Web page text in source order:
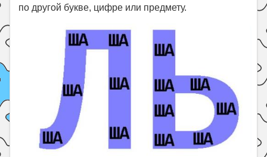
по другой букве, цифре или предмету.